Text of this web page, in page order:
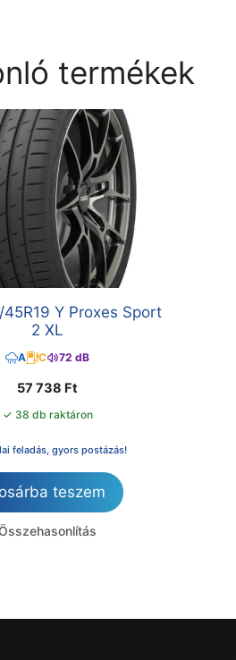
termékek
Y Proxes Sport
2 XL
A C 72 dB
57 738 Ft
✓ 38 db raktáron
feladás, gyors postázás!
teszem